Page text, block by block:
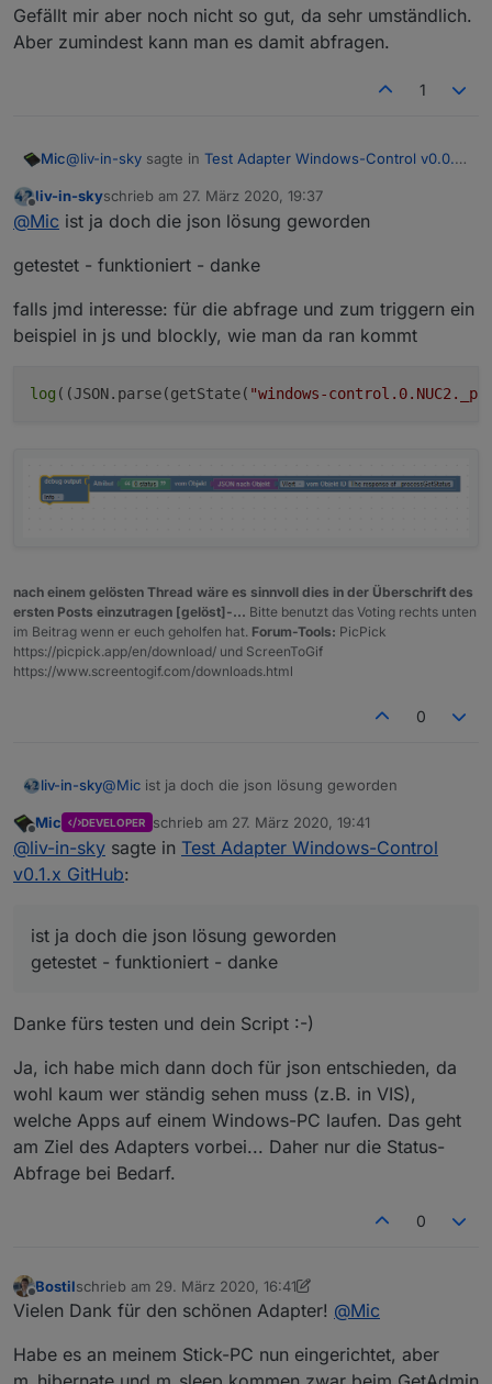
Gefällt mir aber noch nicht so gut, da sehr umständlich.
Aber zumindest kann man es damit abfragen.
1
Mic@liv-in-sky sagte in Test Adapter Windows-Control v0.0.x
noch eine frage - man kann auch z.b.
und überprüfen, ob dieses programm läuft
Neue Adapter-Version 0.1.0
_processGetStatusResultpro Windows-Gerät.
Um im JavaScript-Adapter den Status eines Prozesses
abzufragen, kann man das Script hier nehmen:
Offline
liv-in-skyschrieb am 27. März 2020, 19:37
zuletzt editiert von
@Mic ist ja doch die json lösung geworden
getestet - funktioniert - danke
falls jmd interesse: für die abfrage und zum triggern ein
beispiel in js und blockly, wie man da ran kommt
log ((JSON.parse(getState( "windows-
nach einem gelösten Thread wäre es sinnvoll dies in der Überschrift des
ersten Posts einzutragen [gelöst]-... Bitte benutzt das Voting rechts unten
im Beitrag wenn er euch geholfen hat. Forum-Tools: PicPick
https://picpick.app/en/download/ und ScreenToGif
https://www.screentogif.com/downloads.html
0
liv-in-sky@Mic ist ja doch die json lösung geworden
getestet - funktioniert - danke
falls jmd interesse: für die abfrage und zum triggern
Offline
Mic DEVELOPER schrieb am 27. März 2020, 19:41
zuletzt editiert von
@liv-in-sky sagte in Test Adapter Windows-Control
v0.1.x GitHub:
ist ja doch die json lösung geworden
getestet - funktioniert - danke
Danke fürs testen und dein Script :-)
Ja, ich habe mich dann doch für json entschieden, da
wohl kaum wer ständig sehen muss (z.B. in VIS),
welche Apps auf einem Windows-PC laufen. Das geht
am Ziel des Adapters vorbei... Daher nur die Status-
Abfrage bei Bedarf.
0
Offline
Bostilschrieb am 29. März 2020, 16:41
zuletzt editiert von Bostil
Vielen Dank für den schönen Adapter! @Mic
Habe es an meinem Stick-PC nun eingerichtet, aber